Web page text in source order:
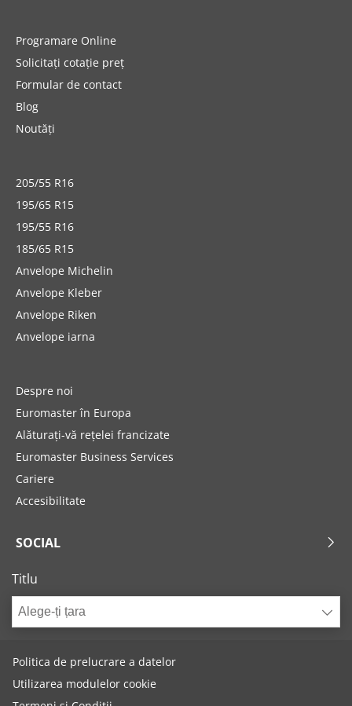
Programare Online
Solicitați cotație preț
Formular de contact
Blog
Noutăți
205/55 R16
195/65 R15
195/55 R16
185/65 R15
Anvelope Michelin
Anvelope Kleber
Anvelope Riken
Anvelope iarna
Despre noi
Euromaster în Europa
Alăturați-vă rețelei francizate
Euromaster Business Services
Cariere
Accesibilitate
SOCIAL
Titlu
Alege-ți țara
Politica de prelucrare a datelor
Utilizarea modulelor cookie